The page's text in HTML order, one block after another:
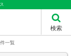
検索
一覧